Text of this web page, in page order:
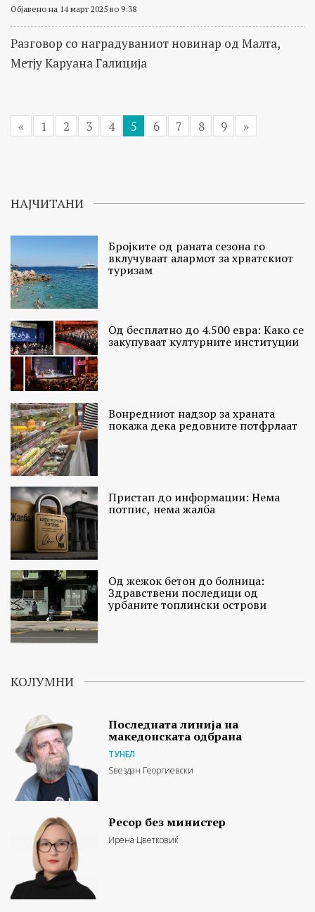
Објавено на 14 март 2025 во 9:38
Разговор со наградуваниот новинар од Малта,
Метју Каруана Галиција
« 1 2 3 4 5 6 7 8 9 »
НАЈЧИТАНИ
Бројките од раната сезона го
вклучуваат алармот за хрватскиот
туризам
Од бесплатно до 4.500 евра: Како се
закупуваат културните институции
Вонредниот надзор за храната
покажа дека редовните потфрлаат
Пристап до информации: Нема
потпис, нема жалба
Од жежок бетон до болница:
Здравствени последици од
урбаните топлински острови
КОЛУМНИ
Последната линија на
македонската одбрана
ТУНЕЛ
Ѕвездан Георгиевски
Ресор без министер
Ирена Цветковиќ